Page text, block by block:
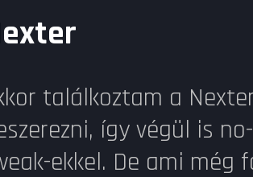
találkoztam a
így végül is
ekkel. De ami